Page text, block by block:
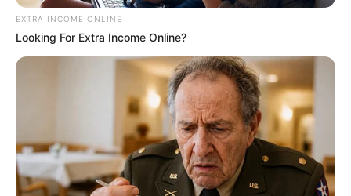
dejado en completo olvido, existe la UAESP en Bogotá”,
Lea también:Se ve venir la segunda línea del Metro de
Bogotá: dan vía libre para la contratación
EXTRA INCOME ONLINE
Looking For Extra Income Online?